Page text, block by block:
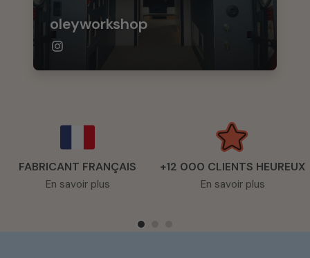
oleyworkshop
FABRICANT FRANÇAIS
En savoir plus
+12 000 CLIENTS HEUREUX
En savoir plus